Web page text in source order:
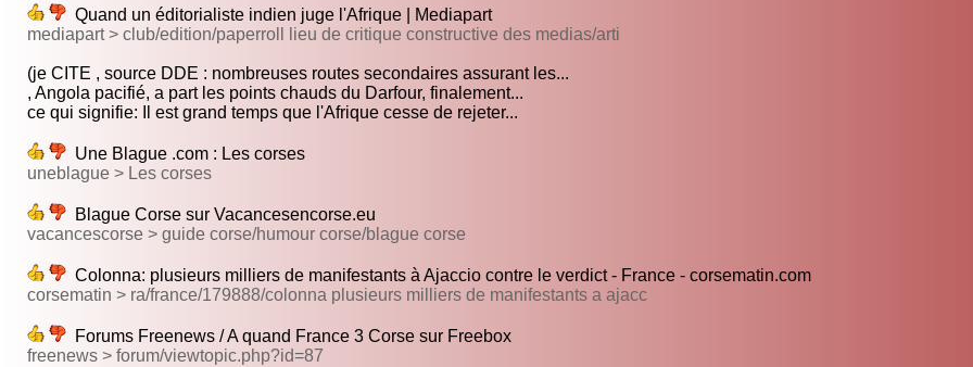
Quand un éditorialiste indien juge l'Afrique | Mediapart
mediapart > club/edition/paperroll lieu de critique constructive des medias/arti
(je CITE , source DDE : nombreuses routes secondaires assurant les...
, Angola pacifié, a part les points chauds du Darfour, finalement...
ce qui signifie: Il est grand temps que l'Afrique cesse de rejeter...
Une Blague .com : Les corses
uneblague > Les corses
Blague Corse sur Vacancesencorse.eu
vacancescorse > guide corse/humour corse/blague corse
Colonna: plusieurs milliers de manifestants à Ajaccio contre le verdict - France - corsematin.com
corsematin > ra/france/179888/colonna plusieurs milliers de manifestants a ajacc
Forums Freenews / A quand France 3 Corse sur Freebox
freenews > forum/viewtopic.php?id=87